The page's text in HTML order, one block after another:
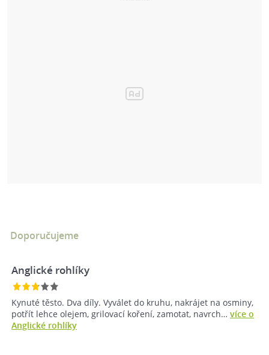
Doporučujeme
Anglické rohlíky
Kynuté těsto. Dva díly. Vyválet do kruhu, nakrájet na osminy,
potřít lehce olejem, grilovací koření, zamotat, navrch… více o
Anglické rohlíky